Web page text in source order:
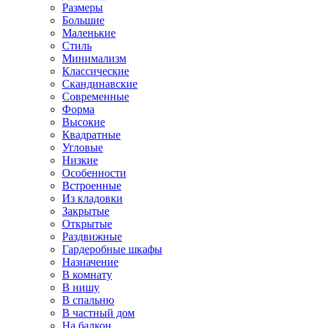
Размеры
Большие
Маленькие
Стиль
Минимализм
Классические
Скандинавские
Современные
Форма
Высокие
Квадратные
Угловые
Низкие
Особенности
Встроенные
Из кладовки
Закрытые
Открытые
Раздвижные
Гардеробные шкафы
Назначение
В комнату
В нишу
В спальню
В частный дом
На балкон